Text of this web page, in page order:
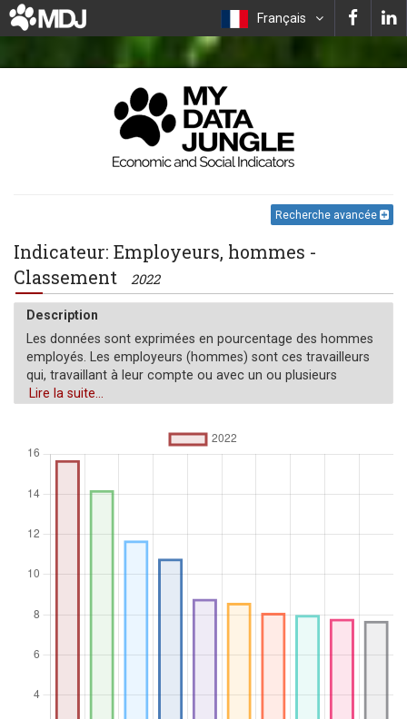
Français
Recherche avancée
Indicateur: Employeurs, hommes -
Classement
2022
Description
Les données sont exprimées en pourcentage des hommes
employés. Les employeurs (hommes) sont ces travailleurs
qui, travaillant à leur compte ou avec un ou plusieurs
associés, exercent une activité définie comme "travail
dépend directement des bénéfices tirés des biens et
services produits) et, à ce titre, ont engagé, sur une base
continue, une ou plusieurs personnes qui travaillent pour
%
d’agrégation
Lire la suite...